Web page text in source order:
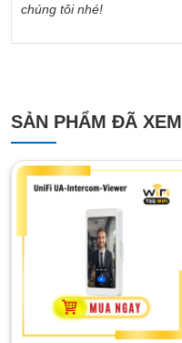
chúng tôi nhé!
SẢN PHẨM ĐÃ XEM